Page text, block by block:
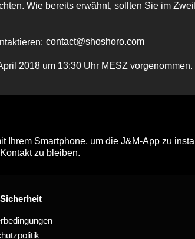
Wie bereits erwähnt, sollten Sie im
2018 um 13:30 Uhr MESZ vorgenommen.
Ihrem Smartphone, um die J&M-App zu
zu bleiben.